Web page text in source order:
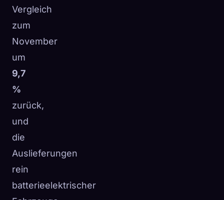
Vergleich
zum
November
um
9,7
%
zurück,
und
die
Auslieferungen
rein
batterieelektrischer